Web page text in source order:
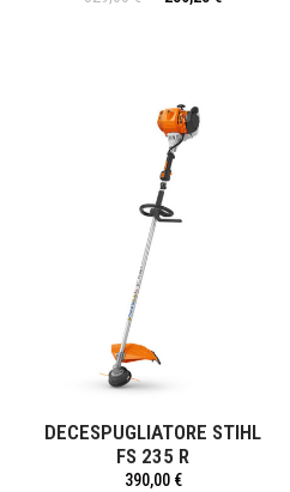
DECESPUGLIATORE STIHL
FS 235 R
390,00 €